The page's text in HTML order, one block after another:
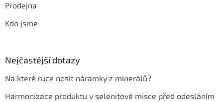
Prodejna
Kdo jsme
Nejčastější dotazy
Na které ruce nosit náramky z minerálů?
Harmonizace produktu v selenitové misce před odesláním